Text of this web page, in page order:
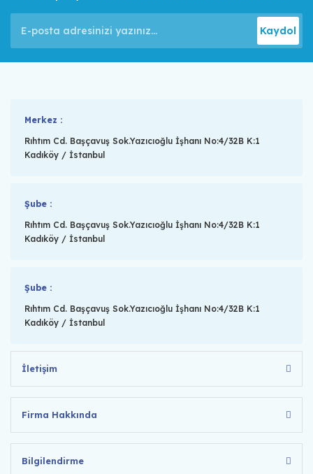
Kaydol
Merkez :
Rıhtım Cd. Başçavuş Sok.Yazıcıoğlu İşhanı No:4/32B K:1
Kadıköy / İstanbul
Şube :
Rıhtım Cd. Başçavuş Sok.Yazıcıoğlu İşhanı No:4/32B K:1
Kadıköy / İstanbul
Şube :
Rıhtım Cd. Başçavuş Sok.Yazıcıoğlu İşhanı No:4/32B K:1
Kadıköy / İstanbul
İletişim
Firma Hakkında
Bilgilendirme